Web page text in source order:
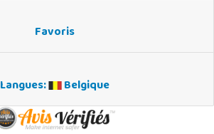
Favoris
Langues: Belgique